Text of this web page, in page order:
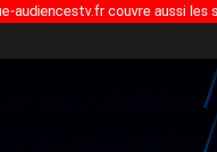
audiencestv.fr couvre aussi